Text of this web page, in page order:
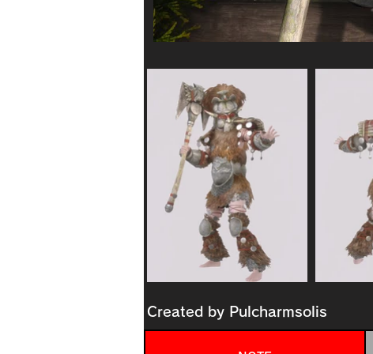
Created by Pulcharmsolis